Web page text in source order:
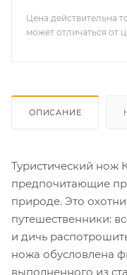
Цена действительна
может отличаться от
ОПИСАНИЕ
Туристический нож
предпочитающие
природе. Это
путешественники:
и дичь
ножа обусловлена
выполненного из